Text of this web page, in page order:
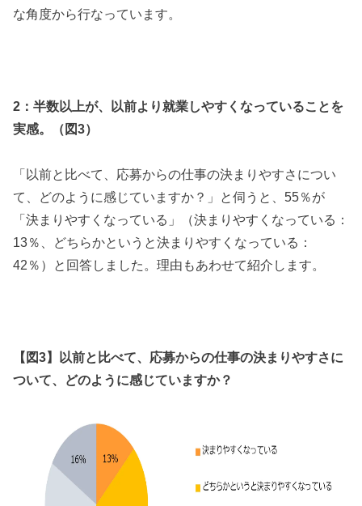
な角度から行なっています。
2：半数以上が、以前より就業しやすくなっていることを
実感。（図3）
「以前と比べて、応募からの仕事の決まりやすさについ
て、どのように感じていますか？」と伺うと、55％が
「決まりやすくなっている」（決まりやすくなっている：
13％、どちらかというと決まりやすくなっている：
42％）と回答しました。理由もあわせて紹介します。
【図3】以前と比べて、応募からの仕事の決まりやすさに
ついて、どのように感じていますか？